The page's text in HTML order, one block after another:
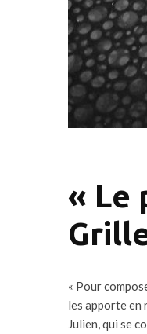
« Le
« Pour
les apporte en
Julien, qui se